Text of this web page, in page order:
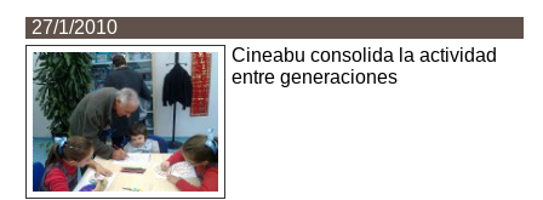
27/1/2010
Cineabu consolida la actividad
entre generaciones